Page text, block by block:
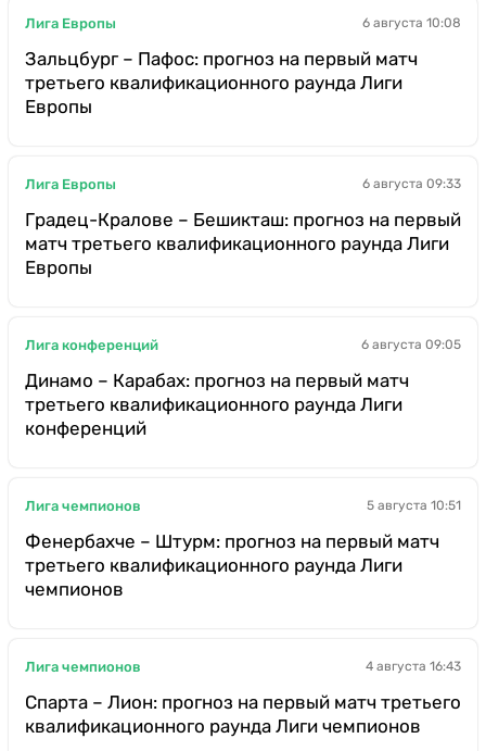
Лига Европы 6 августа 10:08
Зальцбург – Пафос: прогноз на первый матч
третьего квалификационного раунда Лиги
Европы
Лига Европы 6 августа 09:33
Градец-Кралове – Бешикташ: прогноз на первый
матч третьего квалификационного раунда Лиги
Европы
Лига конференций 6 августа 09:05
Динамо – Карабах: прогноз на первый матч
третьего квалификационного раунда Лиги
конференций
Лига чемпионов 5 августа 10:51
Фенербахче – Штурм: прогноз на первый матч
третьего квалификационного раунда Лиги
чемпионов
Лига чемпионов 4 августа 16:43
Спарта – Лион: прогноз на первый матч третьего
квалификационного раунда Лиги чемпионов